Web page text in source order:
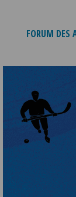
FORUM DES